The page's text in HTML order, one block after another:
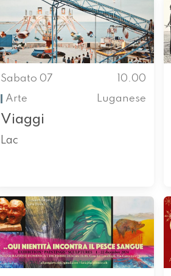
Sabato 07
10.00
Arte
Luganese
Viaggi
Lac